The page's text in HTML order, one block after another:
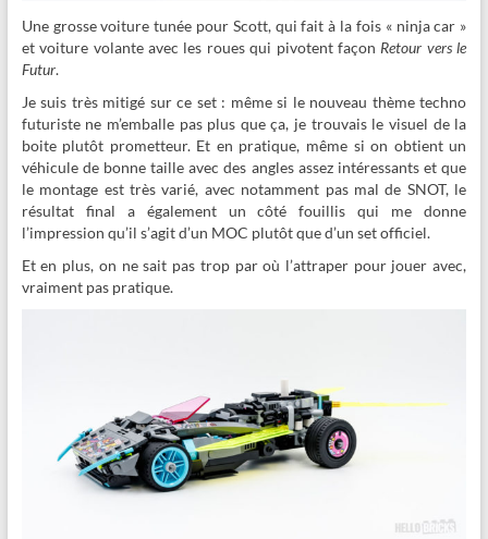
Une grosse voiture tunée pour Scott, qui fait à la fois « ninja car »
et voiture volante avec les roues qui pivotent façon Retour vers le
Futur.
Je suis très mitigé sur ce set : même si le nouveau thème techno
futuriste ne m’emballe pas plus que ça, je trouvais le visuel de la
boite plutôt prometteur. Et en pratique, même si on obtient un
véhicule de bonne taille avec des angles assez intéressants et que
le montage est très varié, avec notamment pas mal de SNOT, le
résultat final a également un côté fouillis qui me donne
l’impression qu’il s’agit d’un MOC plutôt que d’un set officiel.
Et en plus, on ne sait pas trop par où l’attraper pour jouer avec,
vraiment pas pratique.